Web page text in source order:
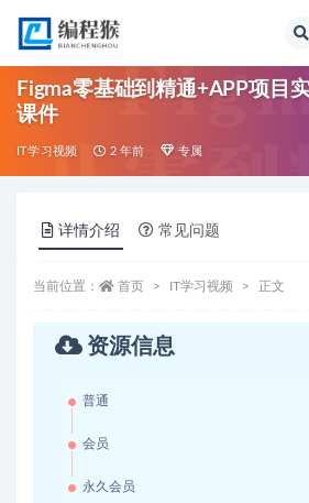
Figma零基础到精通+APP项目
课件
IT学习视频 2 年前 专属
详情介绍 常见问题
当前位置： 首页 IT学习视频 正文
资源信息
普通
会员
永久会员